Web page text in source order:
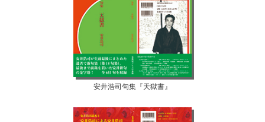
安井浩司句集『天獄書』